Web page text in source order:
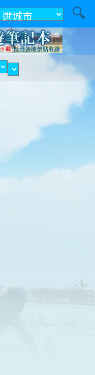
附近